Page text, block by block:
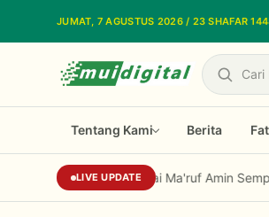
JUMAT, 7 AGUSTUS 2026 / 23 SHAFAR
Cari
Tentang Kami Berita
LIVE UPDATE
Niam: Kiai Ma'ruf Amin Sempurnakan